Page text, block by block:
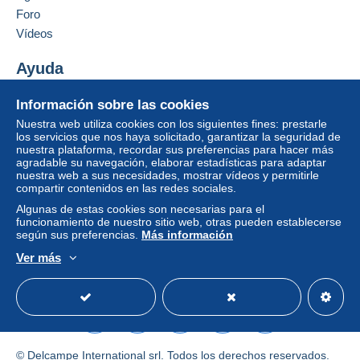
vendedor al comprador. Una compra no pagada
comprador.
cláusulas relativas al pago, estas se considerarán
nulas. Las condiciones de pago de la página web
Delcampe, tal y como se definen en las
condiciones de uso, son las únicas aplicables.
Las compras deben pagarse en un plazo de14
del vendedor.
Garantía:
Derecho de retracto
cargo del comprador.
Para saber el plazo de devolución y de reembolso
consulte las Condiciones de Uso
Información sobre las cookies
Nuestra web utiliza cookies con los siguientes fines: prestarle
los servicios que nos haya solicitado, garantizar la seguridad de
nuestra plataforma, recordar sus preferencias para hacer más
agradable su navegación, elaborar estadísticas para adaptar
nuestra web a sus necesidades, mostrar vídeos y permitirle
compartir contenidos en las redes sociales.
Algunas de estas cookies son necesarias para el
funcionamiento de nuestro sitio web, otras pueden establecerse
según sus preferencias. Más información
Ver más
Foro
Vídeos
Ayuda
Comprar en Delcampe
Vender en Delcampe
Una página securizada
© Delcampe International srl. Todos los derechos reservados.